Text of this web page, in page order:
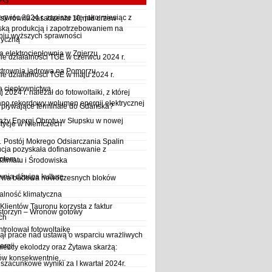
równa zasadzeniu 10 mld drzew
wyższych sprawności
elektrociepłownia w Zgierzu
jądrowa na Pomorzu
ciepłownictwa
terminale do Gdańska?
w Niemczech
Mokrego Odsiarczania Spalin
dźwiga kulturę
klimatyczna
– Wronów gotowy
fotowoltaikę
ekolodzy oraz Żytawa skarżą:
konsekwentnie…
2024 r. zapisze się jako miesiąc z
produkcją i zapotrzebowaniem na
działalności TGE w czerwcu 2024 r.
działalności TGE w maju 2024 r.
2024 r. należał do fotowoltaiki, z której
rekordowy wolumen energii elektrycznej
Energi Obrotu w Słupsku w nowej
pozyskała dofinansowanie z
i Środowiska
budowa nowoczesnych bloków
Tauronu korzysta z faktur
prace nad ustawą o wsparciu wrażliwych
wyniki za I kwartał 2024r.